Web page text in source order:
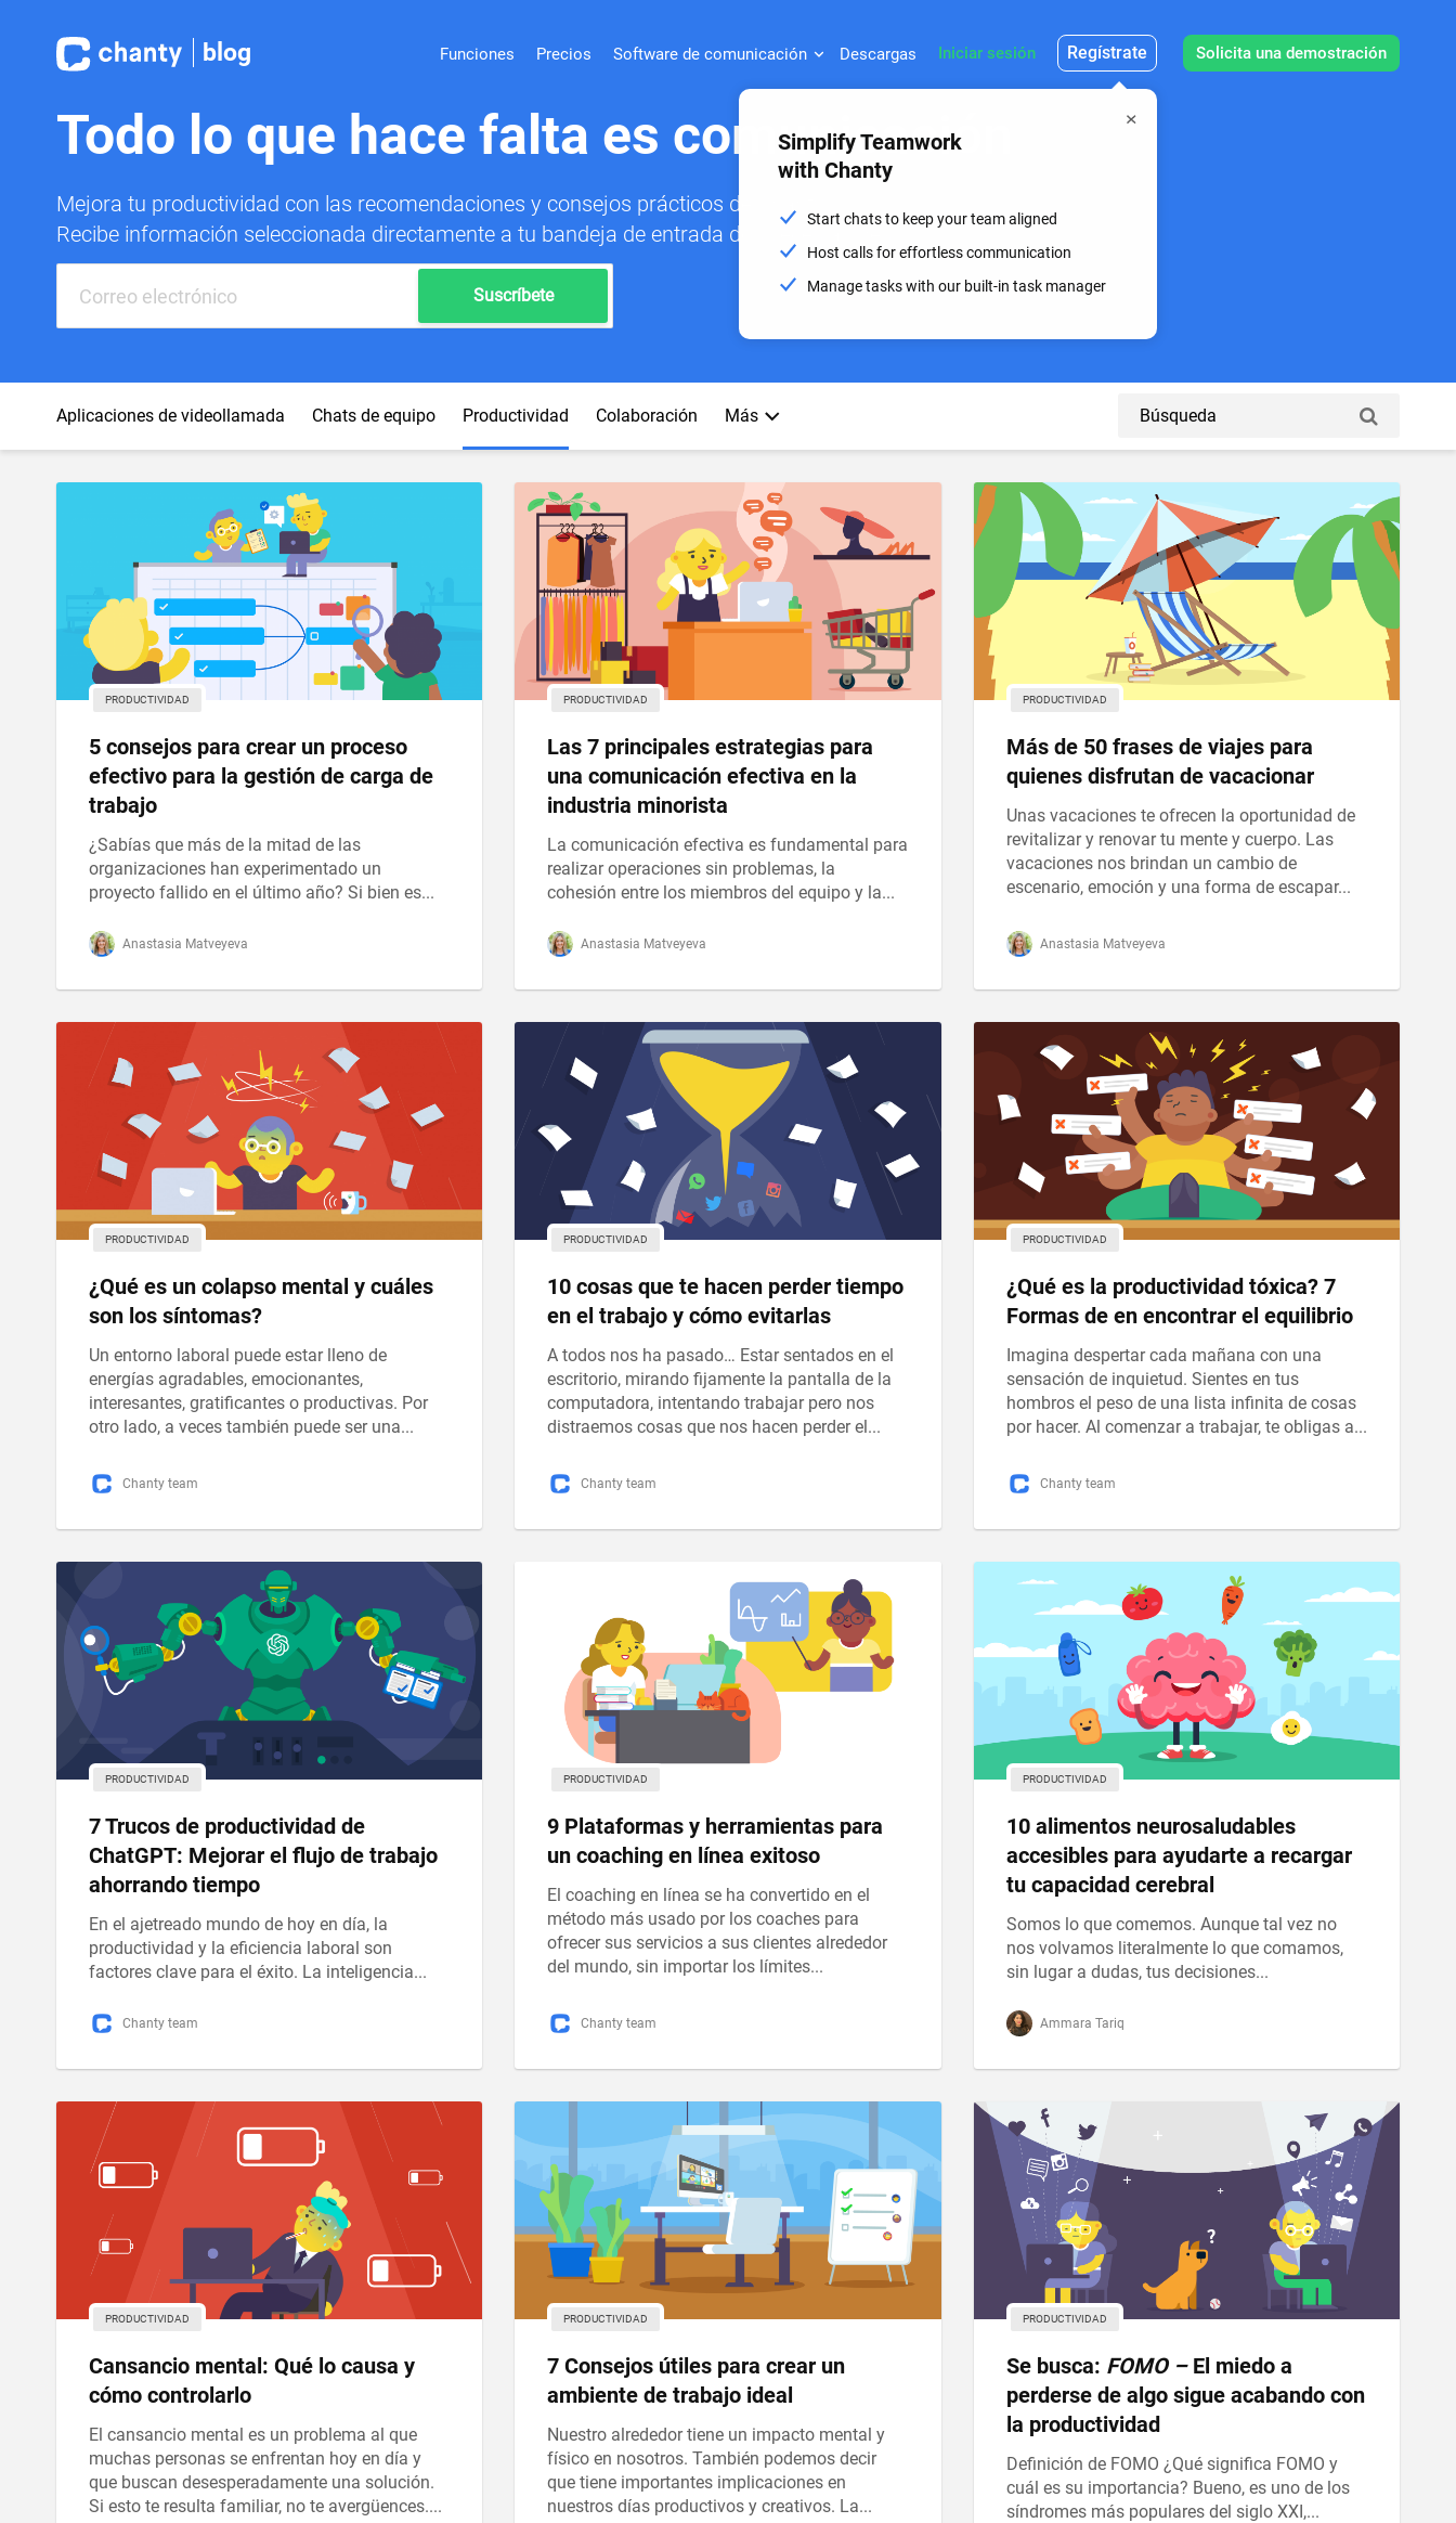
blog Funciones Precios Software de comunicación Descargas Iniciar sesión Regístrate
Simplify Teamwork
with Chanty
Start chats to keep your team aligned
Host calls for effortless communication
Manage tasks with our built-in task manager
Solicita una demostración
Todo lo que hace falta es comunicación
Mejora tu productividad con las recomendaciones y consejos prácticos de Chanty.
Recibe información seleccionada directamente a tu bandeja de entrada dos veces al mes.
Suscríbete
Aplicaciones de videollamada Chats de equipo Productividad Сolaboración Más
PRODUCTIVIDAD
5 consejos para crear un proceso
efectivo para la gestión de carga de
trabajo
¿Sabías que más de la mitad de las
organizaciones han experimentado un
proyecto fallido en el último año? Si bien es...
Anastasia Matveyeva
PRODUCTIVIDAD
Las 7 principales estrategias para
una comunicación efectiva en la
industria minorista
La comunicación efectiva es fundamental para
realizar operaciones sin problemas, la
cohesión entre los miembros del equipo y la...
Anastasia Matveyeva
PRODUCTIVIDAD
Más de 50 frases de viajes para
quienes disfrutan de vacacionar
Unas vacaciones te ofrecen la oportunidad de
revitalizar y renovar tu mente y cuerpo. Las
vacaciones nos brindan un cambio de
escenario, emoción y una forma de escapar...
Anastasia Matveyeva
PRODUCTIVIDAD
¿Qué es un colapso mental y cuáles
son los síntomas?
Un entorno laboral puede estar lleno de
energías agradables, emocionantes,
interesantes, gratificantes o productivas. Por
otro lado, a veces también puede ser una...
Chanty team
PRODUCTIVIDAD
10 cosas que te hacen perder tiempo
en el trabajo y cómo evitarlas
A todos nos ha pasado… Estar sentados en el
escritorio, mirando fijamente la pantalla de la
computadora, intentando trabajar pero nos
distraemos cosas que nos hacen perder el...
Chanty team
PRODUCTIVIDAD
¿Qué es la productividad tóxica? 7
Formas de en encontrar el equilibrio
Imagina despertar cada mañana con una
sensación de inquietud. Sientes en tus
hombros el peso de una lista infinita de cosas
por hacer. Al comenzar a trabajar, te obligas a...
Chanty team
PRODUCTIVIDAD
7 Trucos de productividad de
ChatGPT: Mejorar el flujo de trabajo
ahorrando tiempo
En el ajetreado mundo de hoy en día, la
productividad y la eficiencia laboral son
factores clave para el éxito. La inteligencia...
Chanty team
PRODUCTIVIDAD
9 Plataformas y herramientas para
un coaching en línea exitoso
El coaching en línea se ha convertido en el
método más usado por los coaches para
ofrecer sus servicios a sus clientes alrededor
del mundo, sin importar los límites...
Chanty team
PRODUCTIVIDAD
10 alimentos neurosaludables
accesibles para ayudarte a recargar
tu capacidad cerebral
Somos lo que comemos. Aunque tal vez no
nos volvamos literalmente lo que comamos,
sin lugar a dudas, tus decisiones...
Ammara Tariq
PRODUCTIVIDAD
Cansancio mental: Qué lo causa y
cómo controlarlo
El cansancio mental es un problema al que
muchas personas se enfrentan hoy en día y
que buscan desesperadamente una solución.
Si esto te resulta familiar, no te avergüences....
PRODUCTIVIDAD
7 Сonsejos útiles para crear un
ambiente de trabajo ideal
Nuestro alrededor tiene un impacto mental y
físico en nosotros. También podemos decir
que tiene importantes implicaciones en
nuestros días productivos y creativos. La...
PRODUCTIVIDAD
Se busca: FOMO – El miedo a
perderse de algo sigue acabando con
la productividad
Definición de FOMO ¿Qué significa FOMO y
cuál es su importancia? Bueno, es uno de los
síndromes más populares del siglo XXI,...